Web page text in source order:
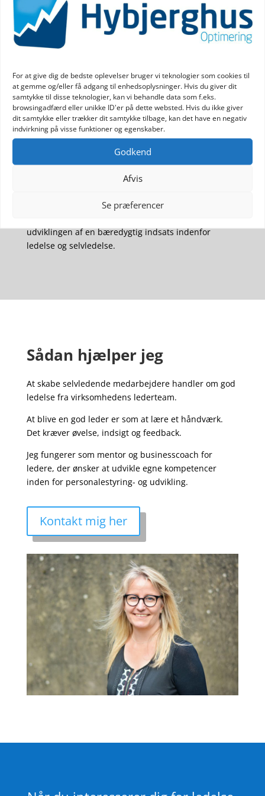
For at give dig de bedste oplevelser bruger vi teknologier som cookies til
at gemme og/eller få adgang til enhedsoplysninger. Hvis du giver dit
samtykke til disse teknologier, kan vi behandle data som f.eks.
browsingadfærd eller unikke ID'er på dette websted. Hvis du ikke giver
dit samtykke eller trækker dit samtykke tilbage, kan det have en negativ
indvirkning på visse funktioner og egenskaber.
Godkend
Afvis
Se præferencer
God ledelse ses på
bundlinjen
samme: God ledelse kan ses på bundlinjen. Det
hænger sammen med, at når ledelsen er tydelig,
inkludrende, kommunikativ, anerkendende og
rummelig, så trives medarbejderne.
Medarbejdere, der har det godt, præsterer bedre,
har færre sygedage og er mindre tilbøjelige til at
skifte job. Alt sammen parametre, som vil kunne ses
Jeg har flere års erfaring indenfor ledelse og
udviklingen af en bæredygtig indsats indenfor
ledelse og selvledelse.
Sådan hjælper jeg
At skabe selvledende medarbejdere handler om god
ledelse fra virksomhedens lederteam.
At blive en god leder er som at lære et håndværk.
Det kræver øvelse, indsigt og feedback.
Jeg fungerer som mentor og businesscoach for
ledere, der ønsker at udvikle egne kompetencer
inden for personalestyring- og udvikling.
Kontakt mig her